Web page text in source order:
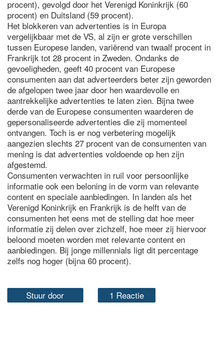
procent), gevolgd door het Verenigd Koninkrijk (60
procent) en Duitsland (59 procent).
Het blokkeren van advertenties is in Europa
vergelijkbaar met de VS, al zijn er grote verschillen
tussen Europese landen, variërend van twaalf procent in
Frankrijk tot 28 procent in Zweden. Ondanks de
gevoeligheden, geeft 40 procent van Europese
consumenten aan dat adverteerders beter zijn geworden
de afgelopen twee jaar door hen waardevolle en
aantrekkelijke advertenties te laten zien. Bijna twee
derde van de Europese consumenten waarderen de
gepersonaliseerde advertenties die zij momenteel
ontvangen. Toch is er nog verbetering mogelijk
aangezien slechts 27 procent van de consumenten van
mening is dat advertenties voldoende op hen zijn
afgestemd.
Consumenten verwachten in ruil voor persoonlijke
informatie ook een beloning in de vorm van relevante
content en speciale aanbiedingen. In landen als het
Verenigd Koninkrijk en Frankrijk is de helft van de
consumenten het eens met de stelling dat hoe meer
informatie zij delen over zichzelf, hoe meer zij hiervoor
beloond moeten worden met relevante content en
aanbiedingen. Bij jonge millennials ligt dit percentage
zelfs nog hoger (bijna 60 procent).
Stuur door 1 Reactie